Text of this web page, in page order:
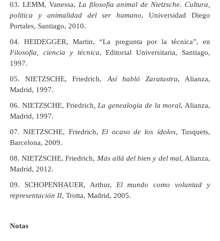
LEMM, Vanessa, La filosofía animal de Nietzsche. Cultura,
política y animalidad del ser humano, Universidad Diego
Portales, Santiago, 2010.
HEIDEGGER, Martin, “La pregunta por la técnica”, en
Filosofía, ciencia y técnica, Editorial Universitaria, Santiago,
1997.
NIETZSCHE, Friedrich,Así habló Zaratustra, Alianza,
Madrid, 1997.
NIETZSCHE, Friedrich, La genealogía de la moral, Alianza,
Madrid, 1997.
NIETZSCHE, Friedrich,El ocaso de los ídolos, Tusquets,
Barcelona, 2009.
NIETZSCHE, Friedrich, Más allá del bien y del mal, Alianza,
Madrid, 2012.
SCHOPENHAUER, Arthur, El mundo como voluntad y
representación II, Trotta, Madrid, 2005.
Notas